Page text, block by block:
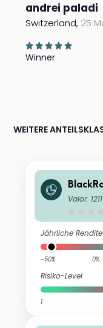
andrei paladi
Switzerland, 25
Winner
WEITERE
gy
Valor:
Jährliche Rendite
-50% 0%
Risiko-Level
1